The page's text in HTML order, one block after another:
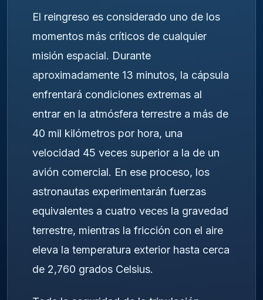
El reingreso es considerado uno de los
momentos más críticos de cualquier
misión espacial. Durante
aproximadamente 13 minutos, la cápsula
enfrentará condiciones extremas al
entrar en la atmósfera terrestre a más de
40 mil kilómetros por hora, una
velocidad 45 veces superior a la de un
avión comercial. En ese proceso, los
astronautas experimentarán fuerzas
equivalentes a cuatro veces la gravedad
terrestre, mientras la fricción con el aire
eleva la temperatura exterior hasta cerca
de 2,760 grados Celsius.